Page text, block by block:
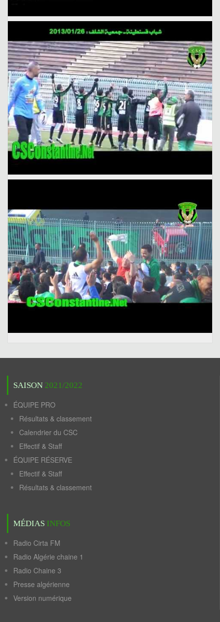
SAISON 2021/2022
ÉQUIPE PRO
Résultats & classement
Calendrier du CSC
Effectif & Staff
ÉQUIPE RÉSERVE
Effectif & Staff
Résultats & classement
MÉDIAS INFOS
Radio Cirta FM
Radio Algérie chaine 1
Radio Chaine 3
Presse algérienne
Version numérique